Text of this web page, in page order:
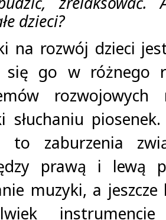
dzieci?
na rozwój dzieci
się go w różnego
rozwojowych
słuchaniu
to zaburzenia
prawą i lewą
muzyki, a